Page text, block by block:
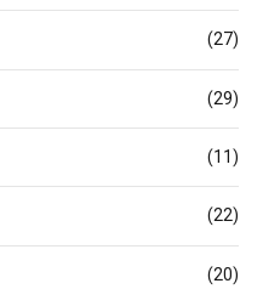
(27)
(29)
(11)
(22)
(20)